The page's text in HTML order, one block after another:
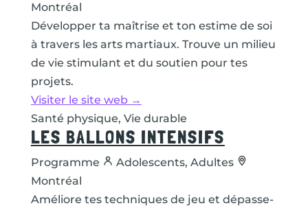
Montréal
Développer ta maîtrise et ton estime de soi
à travers les arts martiaux. Trouve un milieu
de vie stimulant et du soutien pour tes
projets.
Visiter le site web →
Santé physique, Vie durable
LES BALLONS INTENSIFS
Programme
Adolescents, Adultes
Montréal
Améliore tes techniques de jeu et dépasse-